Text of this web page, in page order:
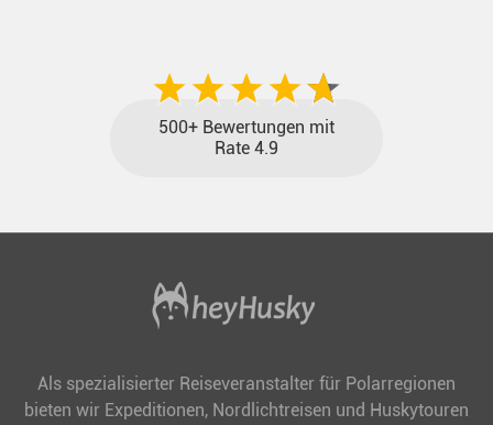
500+ Bewertungen mit
Rate 4.9
Als spezialisierter Reiseveranstalter für Polarregionen
bieten wir Expeditionen, Nordlichtreisen und Huskytouren